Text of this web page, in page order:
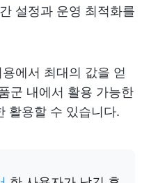
설정과 운영 최적화를
에서 최대의 값을 얻
군 내에서 활용 가능한
활용할 수 있습니다.